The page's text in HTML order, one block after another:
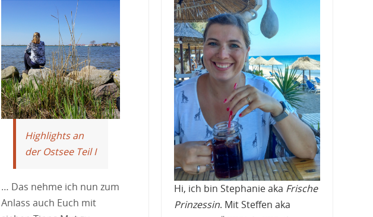
Highlights an
der Ostsee Teil I
… Das nehme ich nun zum
Anlass auch Euch mit
Hi, ich bin Stephanie aka Frische
Prinzessin. Mit Steffen aka